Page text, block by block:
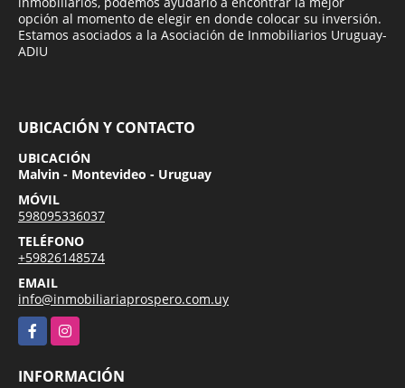
opción al momento de elegir en donde colocar su inversión.
Estamos asociados a la Asociación de Inmobiliarios Uruguay-
ADIU
UBICACIÓN Y CONTACTO
UBICACIÓN
Malvin - Montevideo - Uruguay
MÓVIL
598095336037
TELÉFONO
+59826148574
EMAIL
info@inmobiliariaprospero.com.uy
FacebookInstagram
INFORMACIÓN